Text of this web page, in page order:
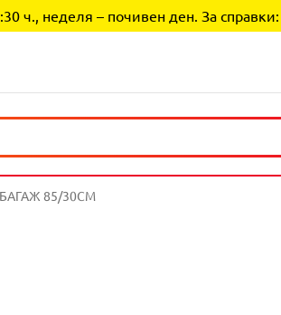
ч., неделя – почивен ден. За справки:
85/30СМ